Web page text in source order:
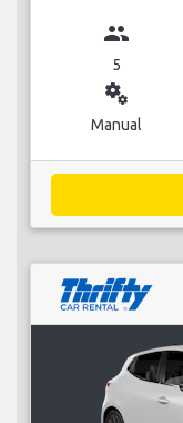
group
5
miscellaneous_services
Manual